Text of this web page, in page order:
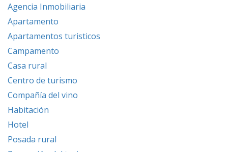
Agencia Inmobiliaria
Apartamento
Apartamentos turisticos
Campamento
Casa rural
Centro de turismo
Compañía del vino
Habitación
Hotel
Posada rural